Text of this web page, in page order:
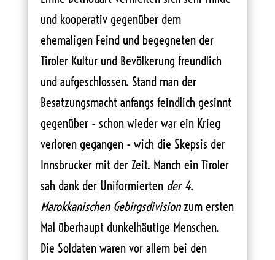
und kooperativ gegenüber dem
ehemaligen Feind und begegneten der
Tiroler Kultur und Bevölkerung freundlich
und aufgeschlossen. Stand man der
Besatzungsmacht anfangs feindlich gesinnt
gegenüber - schon wieder war ein Krieg
verloren gegangen - wich die Skepsis der
Innsbrucker mit der Zeit. Manch ein Tiroler
sah dank der Uniformierten der 4.
Marokkanischen Gebirgsdivisionzum ersten
Mal überhaupt dunkelhäutige Menschen.
Die Soldaten waren vor allem bei den